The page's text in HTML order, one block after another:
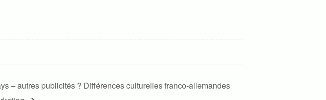
– autres publicités ? Différences culturelles franco-allemandes